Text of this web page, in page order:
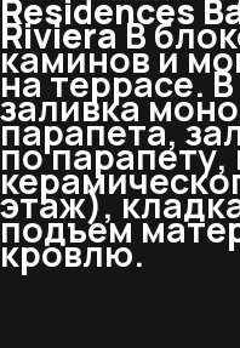
Residences
RivieraВ
каминов и
на террасе.
заливка
парапета,
по парапету,
этаж),
подъем
кровлю.